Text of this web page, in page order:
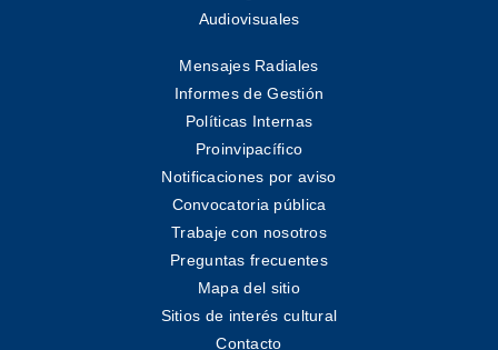
Audiovisuales
Mensajes Radiales
Informes de Gestión
Políticas Internas
Proinvipacífico
Notificaciones por aviso
Convocatoria pública
Trabaje con nosotros
Preguntas frecuentes
Mapa del sitio
Sitios de interés cultural
Contacto